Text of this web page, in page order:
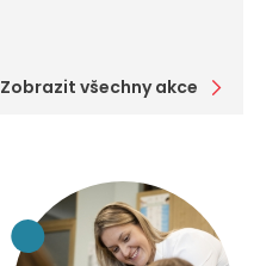
Zobrazit všechny akce